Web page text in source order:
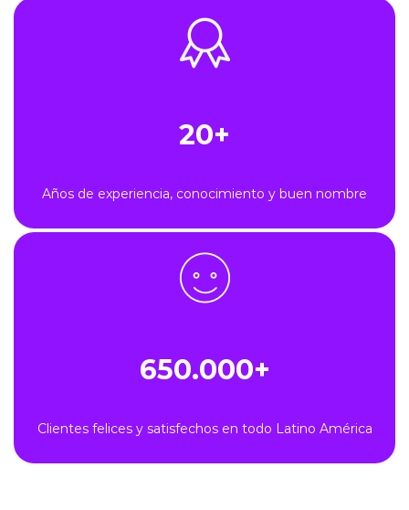
20+
Años de experiencia, conocimiento y buen nombre
650.000+
Clientes felices y satisfechos en todo Latino América